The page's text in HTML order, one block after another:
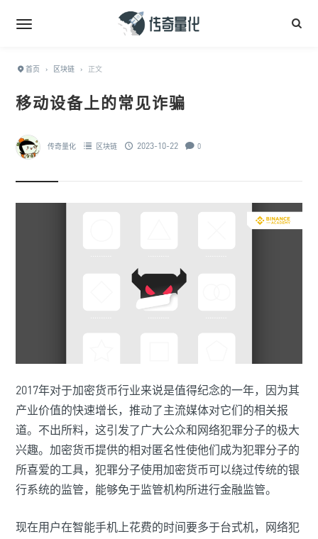
首页 › 区块链 › 正文
移动设备上的常见诈骗
传奇量化 区块链 2023-10-22 0
2017年对于加密货币行业来说是值得纪念的一年，因为其
产业价值的快速增长，推动了主流媒体对它们的相关报
道。不出所料，这引发了广大公众和网络犯罪分子的极大
兴趣。加密货币提供的相对匿名性使他们成为犯罪分子的
所喜爱的工具，犯罪分子使用加密货币可以绕过传统的银
行系统的监管，能够免于监管机构所进行金融监管。
现在用户在智能手机上花费的时间要多于台式机，网络犯